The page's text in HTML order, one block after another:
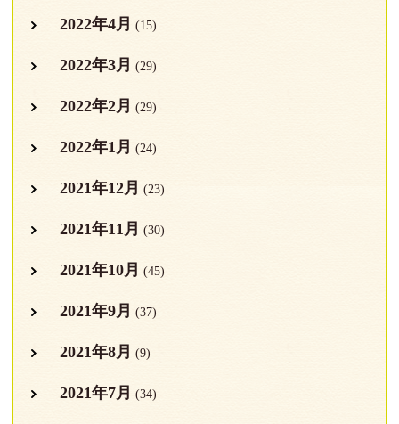
2022年4月 (15)
2022年3月 (29)
2022年2月 (29)
2022年1月 (24)
2021年12月 (23)
2021年11月 (30)
2021年10月 (45)
2021年9月 (37)
2021年8月 (9)
2021年7月 (34)